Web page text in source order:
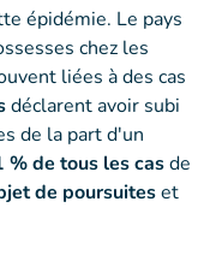
épidémie. Le pays
chez les
liées à des cas
déclarent avoir subi
de la part d'un
%de tous les casde
de poursuiteset